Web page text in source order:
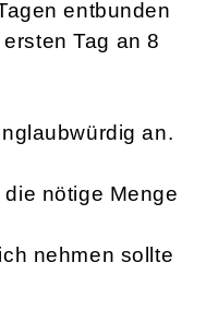
entbunden
Tag an 8
an.
nötige Menge
nehmen sollte